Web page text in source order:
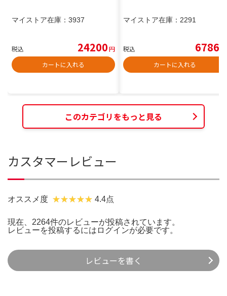
マイストア在庫： 3937
税込 24200円
カートに入れる
マイストア在庫： 2291
税込 6786
カートに入れる
このカテゴリをもっと見る
カスタマーレビュー
オススメ度 4.4点
現在、2264件のレビューが投稿されています。
レビューを投稿するには ログインが必要です。
レビューを書く